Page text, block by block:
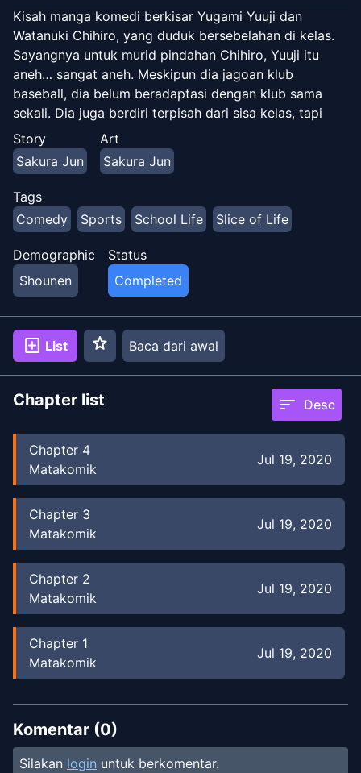
Kisah manga komedi berkisar Yugami Yuuji dan
Watanuki Chihiro, yang duduk bersebelahan di kelas.
Sayangnya untuk murid pindahan Chihiro, Yuuji itu
aneh… sangat aneh. Meskipun dia jagoan klub
baseball, dia belum beradaptasi dengan klub sama
sekali. Dia juga berdiri terpisah dari sisa kelas, tapi
tampaknya benar-benar puas sendirian.
Story
Sakura Jun
Art
Sakura Jun
Tags
Comedy
Sports School Life Slice of Life
Demographic
Shounen
Status
Completed
add_box List star Baca dari awal
Chapter list sort Desc
Chapter 4
Matakomik
Jul 19, 2020
Chapter 3
Matakomik
Jul 19, 2020
Chapter 2
Matakomik
Jul 19, 2020
Chapter 1
Matakomik
Jul 19, 2020
Komentar (0)
Silakan login untuk berkomentar.